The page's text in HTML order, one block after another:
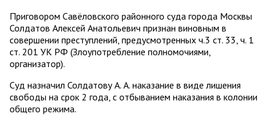
Приговором Савёловского районного суда города Москвы
Солдатов Алексей Анатольевич признан виновным в
совершении преступлений, предусмотренных ч.3 ст. 33, ч. 1
ст. 201 УК РФ (Злоупотребление полномочиями,
организатор).
Суд назначил Солдатову А. А. наказание в виде лишения
свободы на срок 2 года, с отбыванием наказания в колонии
общего режима.